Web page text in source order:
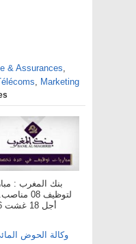
& Assurances,
, Marketing
بنك المغرب :
لتوظيف 08
أجل 18 غشت 2026